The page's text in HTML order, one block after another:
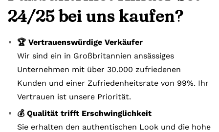
24/25 bei uns kaufen?
🏆 Vertrauenswürdige Verkäufer
Wir sind ein in Großbritannien ansässiges
Unternehmen mit über 30.000 zufriedenen
Kunden und einer Zufriedenheitsrate von 99%. Ihr
Vertrauen ist unsere Priorität.
💰 Qualität trifft Erschwinglichkeit
Sie erhalten den authentischen Look und die hohe